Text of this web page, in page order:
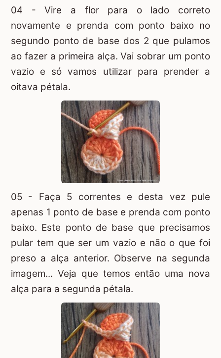
04 - Vire a flor para o lado correto
novamente e prenda com ponto baixo no
segundo ponto de base dos 2 que pulamos
ao fazer a primeira alça. Vai sobrar um ponto
vazio e só vamos utilizar para prender a
oitava pétala.
05 - Faça 5 correntes e desta vez pule
apenas 1 ponto de base e prenda com ponto
baixo. Este ponto de base que precisamos
pular tem que ser um vazio e não o que foi
preso a alça anterior. Observe na segunda
imagem... Veja que temos então uma nova
alça para a segunda pétala.